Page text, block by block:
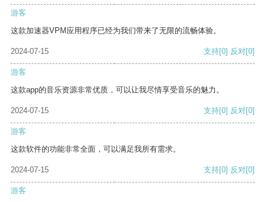
游客
这款加速器VPM应用程序已经为我们带来了无限的流畅体验。
2024-07-15 支持[0] 反对[0]
游客
这款app的音乐资源非常优质，可以让我尽情享受音乐的魅力。
2024-07-15 支持[0] 反对[0]
游客
这款软件的功能非常全面，可以满足我所有需求。
2024-07-15 支持[0] 反对[0]
游客